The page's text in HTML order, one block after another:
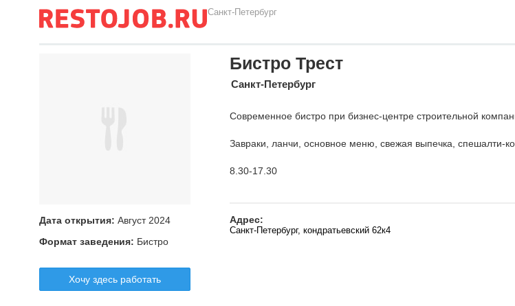
Санкт-Петербург
Бистро Трест
Санкт-Петербург
Современное бистро при бизнес-центре строительной
Завраки, ланчи, основное меню, свежая выпечка, спешалти-
8.30-17.30
Адрес:
Санкт-Петербург, кондратьевский 62к4
Дата открытия: Август 2024
Формат заведения: Бистро
Хочу здесь работать